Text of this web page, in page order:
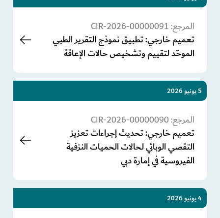
المرجع:CIR-2026-00000091
تعميم خارجي: تطبيق نموذج التقرير الطبي
الموحّد لتقييم وتشخيص حالات الإعاقة
5 يونيو 2026
المرجع:CIR-2026-00000090
تعميم خارجي: تحديث إجراءات تعزيز
التقصي الوبائي لحالات الحميات النزفية
الفيروسية في إمارة دبي
4 يونيو 2026